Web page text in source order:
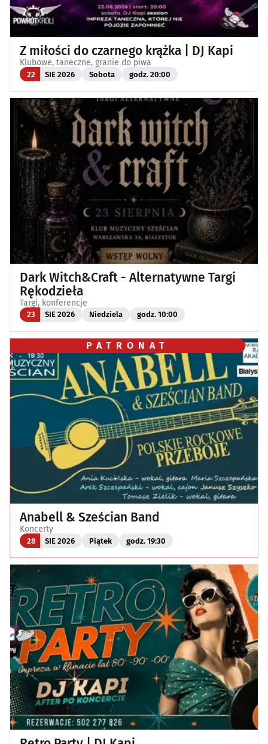
Z miłości do czarnego krążka | DJ Kapi
Klubowe, taneczne, granie do piwa
22 SIE 2026 Sobota godz. 20:00
Dark Witch&Craft - Alternatywne Targi
Rękodzieła
Targi, konferencje
23 SIE 2026 Niedziela godz. 10:00
PATRONAT
Anabell & Sześcian Band
Koncerty
28 SIE 2026 Piątek godz. 19:30